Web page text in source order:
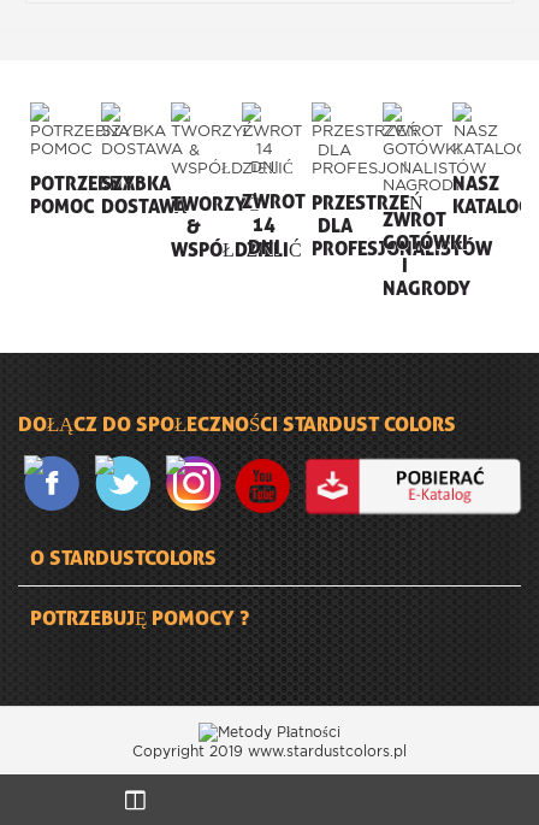
POTRZEBNA
POMOC
SZYBKA
DOSTAWATWORZYĆ
&
WSPÓŁDZIELIĆ
ZWROT
14
DNI
PRZESTRZEŃ
DLA
PROFESJONALISTÓW
ZWROT
GOTÓWKI
I
NAGRODY
NASZ
KATALOG
DOŁĄCZ DO SPOŁECZNOŚCI STARDUST COLORS
O STARDUSTCOLORS
POTRZEBUJĘ POMOCY ?
Copyright 2019 www.stardustcolors.pl